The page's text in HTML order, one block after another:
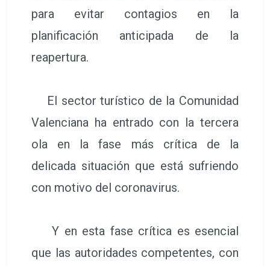
para evitar contagios en la
planificación anticipada de la
reapertura.
El sector turístico de la Comunidad
Valenciana ha entrado con la tercera
ola en la fase más crítica de la
delicada situación que está sufriendo
con motivo del coronavirus.
Y en esta fase crítica es esencial
que las autoridades competentes, con